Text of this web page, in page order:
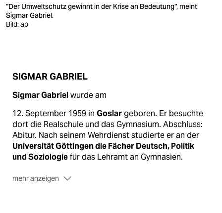
veranstaltungen
shop
epaper login
"Der Umweltschutz gewinnt in der Krise an Bedeutung", meint
Sigmar Gabriel.
Bild: ap
SIGMAR GABRIEL
Sigmar Gabrielwurde am
12. September 1959 in Goslargeboren. Er besuchte
dort die Realschule und das Gymnasium. Abschluss:
Abitur. Nach seinem Wehrdienst studierte er an der
Universität Göttingen die Fächer Deutsch, Politik
und Soziologiefür das Lehramt an Gymnasien.
mehr anzeigen